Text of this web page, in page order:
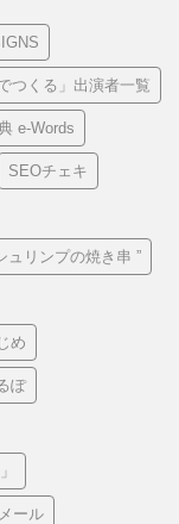
つくる」出演者一覧
e-Words
SEOチェキ
ュリンプの焼き串 ”
め
ぽ
ール